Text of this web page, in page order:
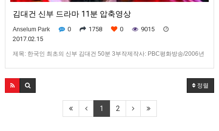
김대건 신부 드라마 11분 압축영상
Anselum Park 0 1758 0
9015
2017.02.15
제목: 한국인 최초의 신부 김대건 50분 3부작제작사: PBC평화방송/2006년
정렬
1 2